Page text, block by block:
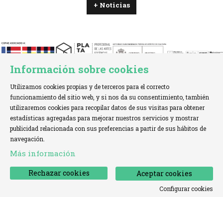
+ Noticias
TELÉFONO:+34 621 00 65 08 | info@cofae.net
Sitemap | Aviso Legal
Declaración de accesibilidad
Información sobre cookies
Utilizamos cookies propias y de terceros para el correcto
funcionamiento del sitio web, y si nos da su consentimiento, también
utilizaremos cookies para recopilar datos de sus visitas para obtener
estadísticas agregadas para mejorar nuestros servicios y mostrar
publicidad relacionada con sus preferencias a partir de sus hábitos de
navegación.
Más información
Aceptar cookies
Rechazar cookies
Configurar cookies